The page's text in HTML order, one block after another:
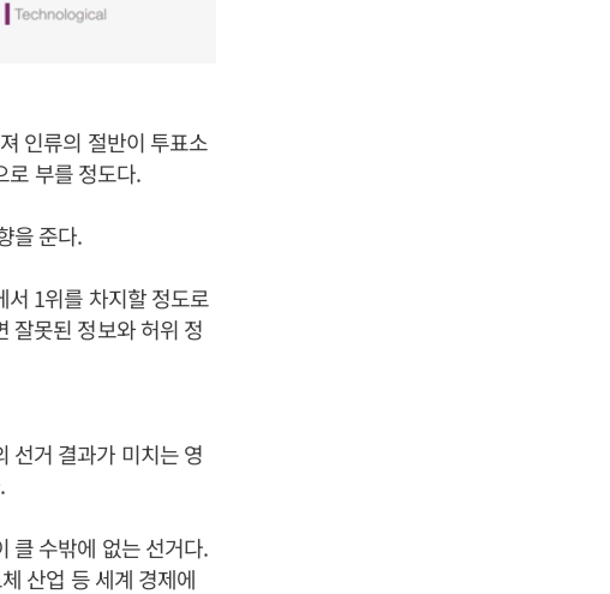
인류의 절반이 투표소
로 부를 정도다.
을 준다.
서 1위를 차지할 정도로
잘못된 정보와 허위 정
선거 결과가 미치는 영
클 수밖에 없는 선거다.
산업 등 세계 경제에